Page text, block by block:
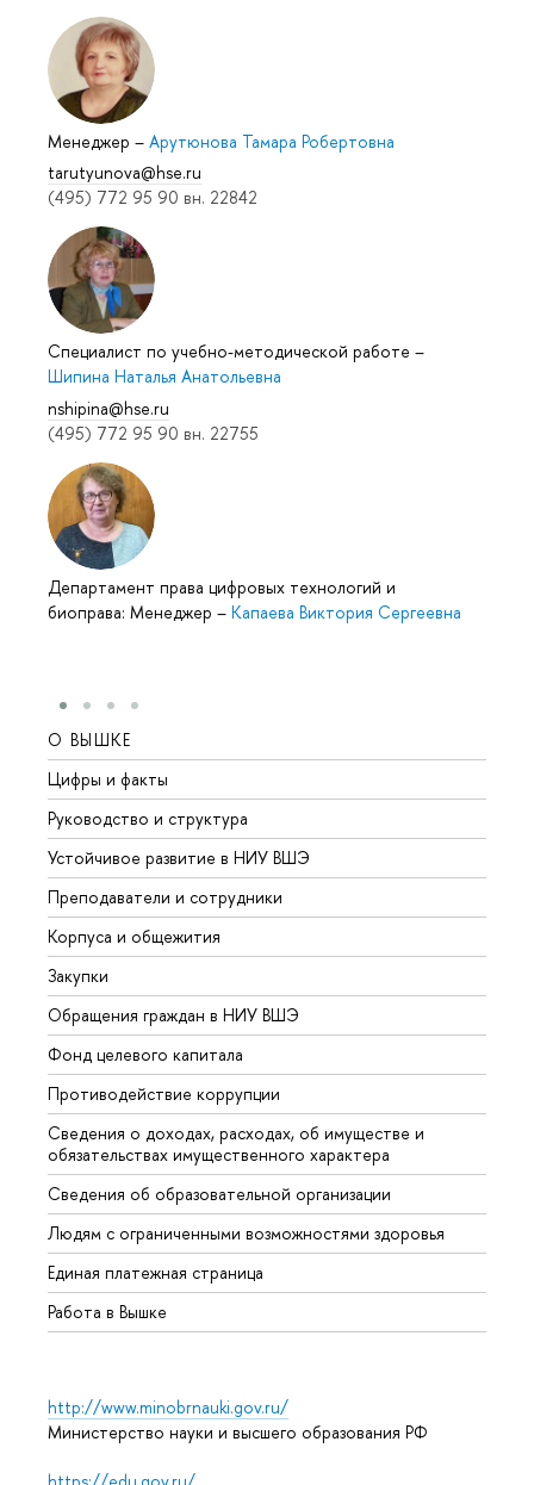
Менеджер – Арутюнова Тамара Робертовна
tarutyunova@hse.ru
(495) 772 95 90 вн. 22842
Специалист по учебно-методической работе –
Шипина Наталья Анатольевна
nshipina@hse.ru
(495) 772 95 90 вн. 22755
Департамент права цифровых технологий и
биоправа: Менеджер – Капаева Виктория Сергеевна
О ВЫШКЕ
Цифры и факты
Руководство и структура
Устойчивое развитие в НИУ ВШЭ
Преподаватели и сотрудники
Корпуса и общежития
Закупки
Обращения граждан в НИУ ВШЭ
Фонд целевого капитала
Противодействие коррупции
Сведения о доходах, расходах, об имуществе и
обязательствах имущественного характера
Сведения об образовательной организации
Людям с ограниченными возможностями здоровья
Единая платежная страница
Работа в Вышке
http://www.minobrnauki.gov.ru/
Министерство науки и высшего образования РФ